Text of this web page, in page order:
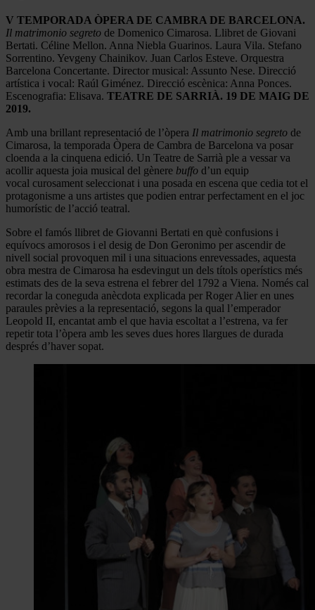
V TEMPORADA ÒPERA DE CAMBRA DE BARCELONA.
Il matrimonio segreto de Domenico Cimarosa. Llibret de Giovani
Bertati. Céline Mellon. Anna Niebla Guarinos. Laura Vila. Stefano
Sorrentino. Yevgeny Chainikov. Juan Carlos Esteve. Orquestra
Barcelona Concertante. Director musical: Assunto Nese. Direcció
artística i vocal: Raúl Giménez. Direcció escènica: Anna Ponces.
Escenografia: Elisava. TEATRE DE SARRIÀ. 19 DE MAIG DE
2019.
Amb una brillant representació de l’òpera Il matrimonio segreto de
Cimarosa, la temporada Òpera de Cambra de Barcelona va posar
cloenda a la cinquena edició. Un Teatre de Sarrià ple a vessar va
acollir aquesta joia musical del gènere buffo d’un equip
vocal curosament seleccionat i una posada en escena que cedia tot el
protagonisme a uns artistes que podien entrar perfectament en el joc
humorístic de l’acció teatral.
Sobre el famós llibret de Giovanni Bertati en què confusions i
equívocs amorosos i el desig de Don Geronimo per ascendir de
nivell social provoquen mil i una situacions enrevessades, aquesta
obra mestra de Cimarosa ha esdevingut un dels títols operístics més
estimats des de la seva estrena el febrer del 1792 a Viena. Només cal
recordar la coneguda anècdota explicada per Roger Alier en unes
paraules prèvies a la representació, segons la qual l’emperador
Leopold II, encantat amb el que havia escoltat a l’estrena, va fer
repetir tota l’òpera amb les seves dues hores llargues de durada
després d’haver sopat.